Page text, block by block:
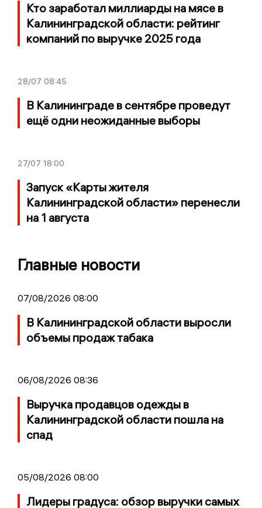
Кто заработал миллиарды на мясе в
Калининградской области: рейтинг
компаний по выручке 2025 года
28/07 08:45
В Калининграде в сентябре проведут
ещё одни неожиданные выборы
27/07 18:00
Запуск «Карты жителя
Калининградской области» перенесли
на 1 августа
Главные новости
07/08/2026 08:00
В Калининградской области выросли
объемы продаж табака
06/08/2026 08:36
Выручка продавцов одежды в
Калининградской области пошла на
спад
05/08/2026 08:00
Лидеры градуса: обзор выручки самых